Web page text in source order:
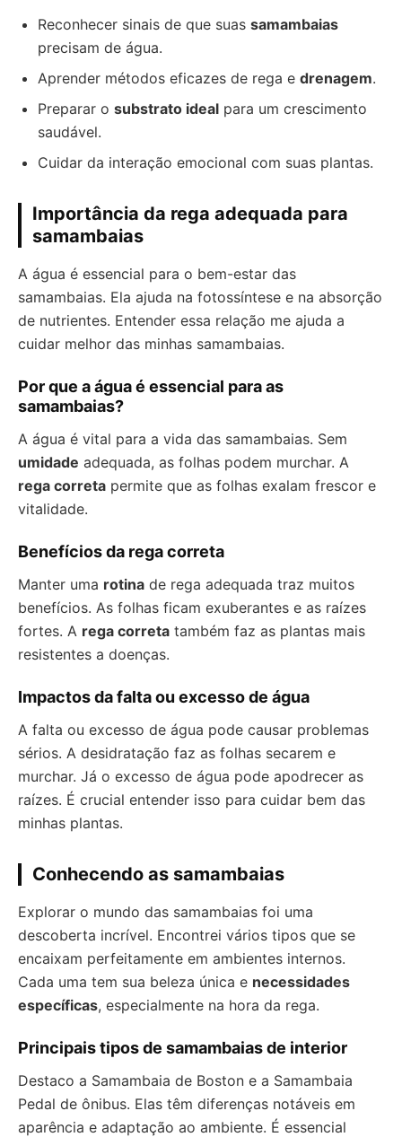
Reconhecer sinais de que suas samambaias
precisam de água.
Aprender métodos eficazes de rega e drenagem.
Preparar o substrato ideal para um crescimento
saudável.
Cuidar da interação emocional com suas plantas.
Importância da rega adequada para
samambaias
A água é essencial para o bem-estar das
samambaias. Ela ajuda na fotossíntese e na absorção
de nutrientes. Entender essa relação me ajuda a
cuidar melhor das minhas samambaias.
Por que a água é essencial para as
samambaias?
A água é vital para a vida das samambaias. Sem
umidade adequada, as folhas podem murchar. A
rega correta permite que as folhas exalam frescor e
vitalidade.
Benefícios da rega correta
Manter uma rotina de rega adequada traz muitos
benefícios. As folhas ficam exuberantes e as raízes
fortes. A rega correta também faz as plantas mais
resistentes a doenças.
Impactos da falta ou excesso de água
A falta ou excesso de água pode causar problemas
sérios. A desidratação faz as folhas secarem e
murchar. Já o excesso de água pode apodrecer as
raízes. É crucial entender isso para cuidar bem das
minhas plantas.
Conhecendo as samambaias
Explorar o mundo das samambaias foi uma
descoberta incrível. Encontrei vários tipos que se
encaixam perfeitamente em ambientes internos.
Cada uma tem sua beleza única e necessidades
específicas, especialmente na hora da rega.
Principais tipos de samambaias de interior
Destaco a Samambaia de Boston e a Samambaia
Pedal de ônibus. Elas têm diferenças notáveis em
aparência e adaptação ao ambiente. É essencial